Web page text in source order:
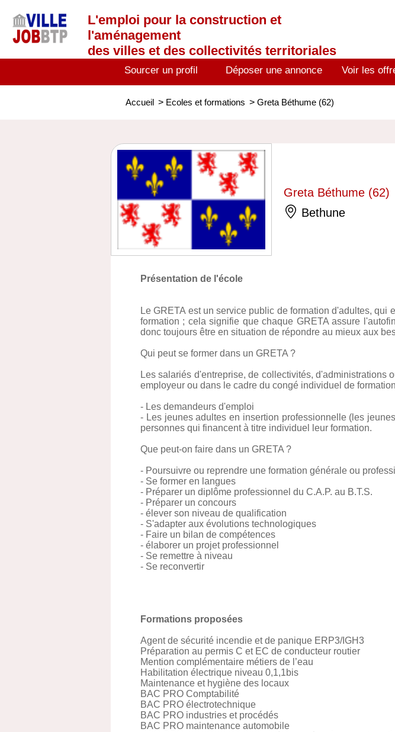
L'emploi pour la construction et
l'aménagement
des villes et des collectivités territoriales
Sourcer un profil Déposer une annonce Voir les
Accueil > Ecoles et formations > Greta Béthume (62)
Greta Béthume (62)
Bethune
Présentation de l'école
Le GRETA est un service public de formation d'adultes,
formation ; cela signifie que chaque GRETA assure
donc toujours être en situation de répondre au mieux aux
Qui peut se former dans un GRETA ?
Les salariés d'entreprise, de collectivités,
employeur ou dans le cadre du congé individuel de
- Les demandeurs d'emploi
- Les jeunes adultes en insertion professionnelle (les
personnes qui financent à titre individuel leur formation.
Que peut-on faire dans un GRETA ?
- Poursuivre ou reprendre une formation générale ou
- Se former en langues
- Préparer un diplôme professionnel du C.A.P. au B.T.S.
- Préparer un concours
- élever son niveau de qualification
- S'adapter aux évolutions technologiques
- Faire un bilan de compétences
- élaborer un projet professionnel
- Se remettre à niveau
- Se reconvertir
Formations proposées
Agent de sécurité incendie et de panique ERP3/IGH3
Préparation au permis C et EC de conducteur routier
Mention complémentaire métiers de l’eau
Habilitation électrique niveau 0,1,1bis
Maintenance et hygiène des locaux
BAC PRO Comptabilité
BAC PRO électrotechnique
BAC PRO industries et procédés
BAC PRO maintenance automobile